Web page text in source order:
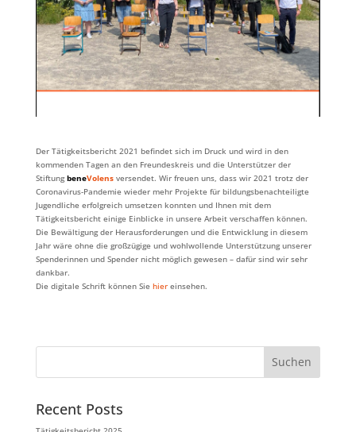
Der Tätigkeitsbericht 2021 befindet sich im Druck und wird in den
kommenden Tagen an den Freundeskreis und die Unterstützer der
StiftungbeneVolensversendet. Wir freuen uns, dass wir 2021 trotz der
Coronavirus-Pandemie wieder mehr Projekte für bildungsbenachteiligte
Jugendliche erfolgreich umsetzen konnten und Ihnen mit dem
Tätigkeitsbericht einige Einblicke in unsere Arbeit verschaffen können.
Die Bewältigung der Herausforderungen und die Entwicklung in diesem
Jahr wäre ohne die großzügige und wohlwollende Unterstützung unserer
Spenderinnen und Spender nicht möglich gewesen – dafür sind wir sehr
dankbar.
Die digitale Schrift können Sie hiereinsehen.
Suchen
Recent Posts